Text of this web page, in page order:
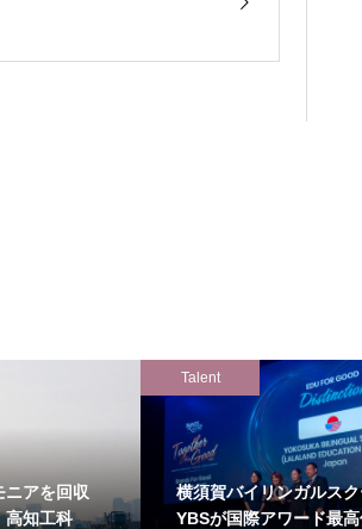
ニアを回収
知工科
Talent
横須賀バイリンガルス
YBSが国際アワード最